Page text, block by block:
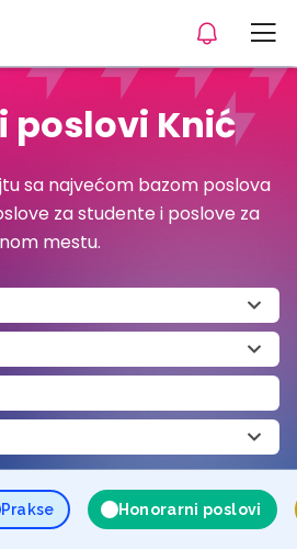
poslovi Knić
sa najvećom bazom poslova
za studente i poslove za
mestu.
Prakse Honorarni poslovi